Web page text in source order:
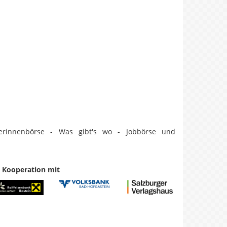
- Was gibt's wo - Jobbörse und
Kooperation mit